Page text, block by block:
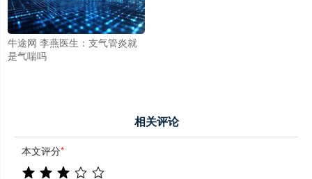
牛途网 李燕医生：支气管炎就
是气喘吗
相关评论
本文评分*